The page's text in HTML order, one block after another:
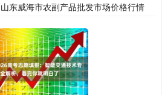
东威海市农副产品批发市场价格行情